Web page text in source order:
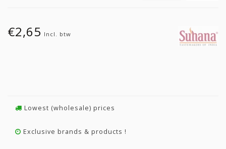
€2,65 Incl. btw
Lowest (wholesale) prices
Exclusive brands & products !